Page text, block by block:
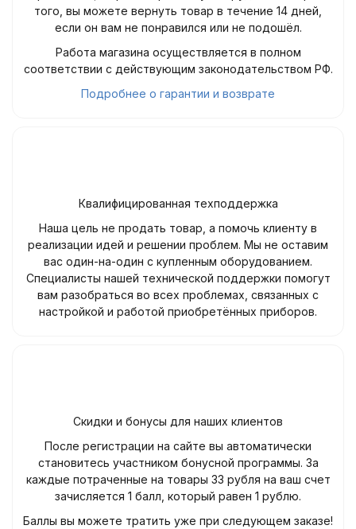
того, вы можете вернуть товар в течение 14 дней,
если он вам не понравился или не подошёл.
Работа магазина осуществляется в полном
соответствии с действующим законодательством РФ.
Подробнее о гарантии и возврате
Квалифицированная техподдержка
Наша цель не продать товар, а помочь клиенту в
реализации идей и решении проблем. Мы не оставим
вас один-на-один с купленным оборудованием.
Специалисты нашей технической поддержки помогут
вам разобраться во всех проблемах, связанных с
настройкой и работой приобретённых приборов.
Скидки и бонусы для наших клиентов
После регистрации на сайте вы автоматически
становитесь участником бонусной программы. За
каждые потраченные на товары 33 рубля на ваш счет
зачисляется 1 балл, который равен 1 рублю.
Баллы вы можете тратить уже при следующем заказе!